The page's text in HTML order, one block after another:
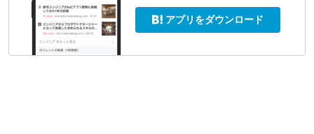
アプリをダウンロード